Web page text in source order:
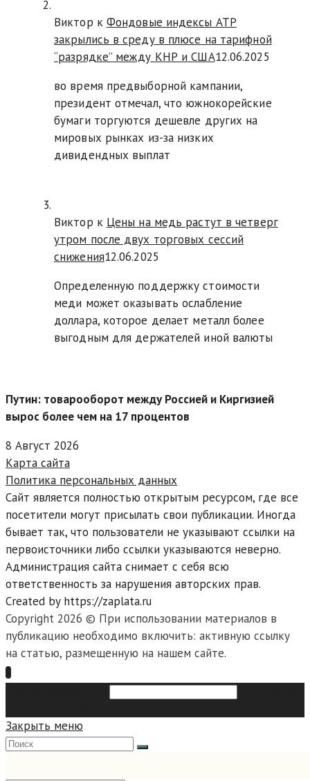
Виктор к Фондовые индексы АТР
закрылись в среду в плюсе на тарифной
“разрядке” между КНР и США12.06.2025
во время предвыборной кампании,
президент отмечал, что южнокорейские
бумаги торгуются дешевле других на
мировых рынках из-за низких
дивидендных выплат
Виктор к Цены на медь растут в четверг
утром после двух торговых сессий
снижения12.06.2025
Определенную поддержку стоимости
меди может оказывать ослабление
доллара, которое делает металл более
выгодным для держателей иной валюты
Путин: товарооборот между Россией и Киргизией
вырос более чем на 17 процентов
8 Август 2026
Карта сайта
Политика персональных данных
Сайт является полностью открытым ресурсом, где все
посетители могут присылать свои публикации. Иногда
бывает так, что пользователи не указывают ссылки на
первоисточники либо ссылки указываются неверно.
Администрация сайта снимает с себя всю
ответственность за нарушения авторских прав.
Created by https://zaplata.ru
Copyright 2026 © При использовании материалов в
публикацию необходимо включить: активную ссылку
на статью, размещенную на нашем сайте.
Закрыть меню